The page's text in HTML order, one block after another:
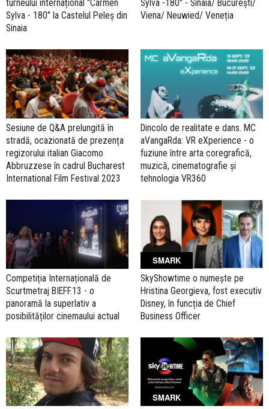
turneului internațional "Carmen
Sylva - 180" la Castelul Peleș din
Sinaia
Sylva -180" - Sinaia/ București/
Viena/ Neuwied/ Veneția
Sesiune de Q&A prelungită în
stradă, ocazionată de prezența
regizorului italian Giacomo
Abbruzzese în cadrul Bucharest
International Film Festival 2023
Dincolo de realitate e dans. MC
aVangaRda: VR eXperience - o
fuziune între arta coregrafică,
muzică, cinematografie și
tehnologia VR360
Competiția Internațională de
Scurtmetraj BIEFF.13 - o
panoramă la superlativ a
posibilităților cinemaului actual
SMARK
SkyShowtime o numește pe
Hristina Georgieva, fost executiv
Disney, în funcția de Chief
Business Officer
SMARK